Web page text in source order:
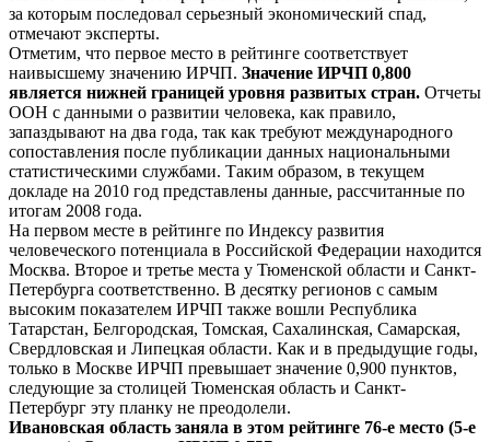
за которым последовал серьезный экономический спад,
отмечают эксперты.
Отметим, что первое место в рейтинге соответствует
наивысшему значению ИРЧП. Значение ИРЧП 0,800
является нижней границей уровня развитых стран. Отчеты
ООН с данными о развитии человека, как правило,
запаздывают на два года, так как требуют международного
сопоставления после публикации данных национальными
статистическими службами. Таким образом, в текущем
докладе на 2010 год представлены данные, рассчитанные по
итогам 2008 года.
На первом месте в рейтинге по Индексу развития
человеческого потенциала в Российской Федерации находится
Москва. Второе и третье места у Тюменской области и Санкт-
Петербурга соответственно. В десятку регионов с самым
высоким показателем ИРЧП также вошли Республика
Татарстан, Белгородская, Томская, Сахалинская, Самарская,
Свердловская и Липецкая области. Как и в предыдущие годы,
только в Москве ИРЧП превышает значение 0,900 пунктов,
следующие за столицей Тюменская область и Санкт-
Петербург эту планку не преодолели.
Ивановская область заняла в этом рейтинге 76-е место (5-е